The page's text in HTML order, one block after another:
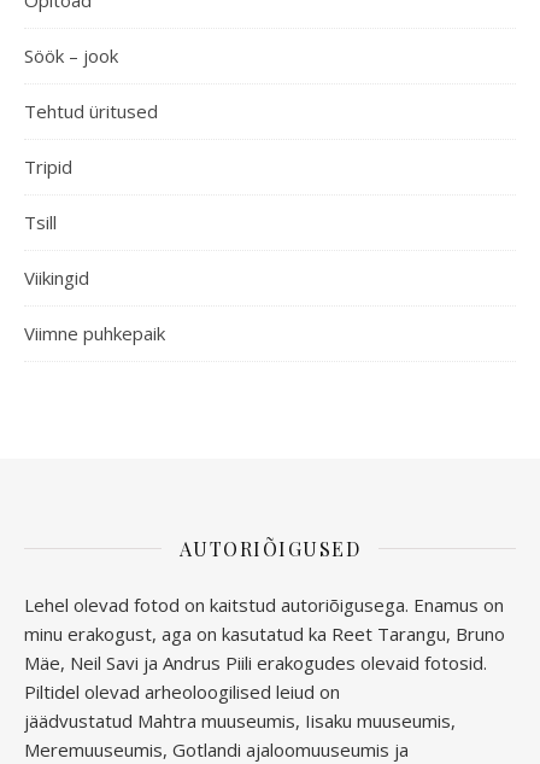
Söök – jook
Tehtud üritused
Tripid
Tsill
Viikingid
Viimne puhkepaik
AUTORIÕIGUSED
Lehel olevad fotod on kaitstud autoriõigusega. Enamus on
minu erakogust, aga on kasutatud ka Reet Tarangu, Bruno
Mäe, Neil Savi ja Andrus Piili erakogudes olevaid fotosid.
Piltidel olevad arheoloogilised leiud on
jäädvustatud Mahtra muuseumis, Iisaku muuseumis,
Meremuuseumis, Gotlandi ajaloomuuseumis ja